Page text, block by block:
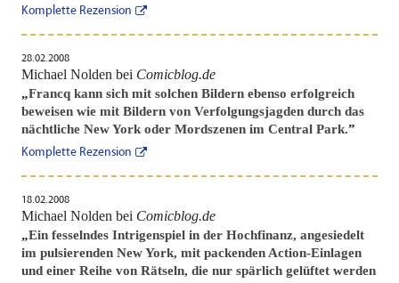
Komplette Rezension
28.02.2008
Michael Nolden bei Comicblog.de
„Francq kann sich mit solchen Bildern ebenso erfolgreich
beweisen wie mit Bildern von Verfolgungsjagden durch das
nächtliche New York oder Mordszenen im Central Park.”
Komplette Rezension
18.02.2008
Michael Nolden bei Comicblog.de
„Ein fesselndes Intrigenspiel in der Hochfinanz, angesiedelt
im pulsierenden New York, mit packenden Action-Einlagen
und einer Reihe von Rätseln, die nur spärlich gelüftet werden